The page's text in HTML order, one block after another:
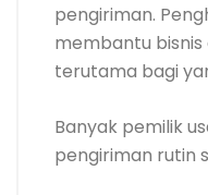
pengiriman.
membantu
terutama bagi
Banyak pemilik
pengiriman rutin